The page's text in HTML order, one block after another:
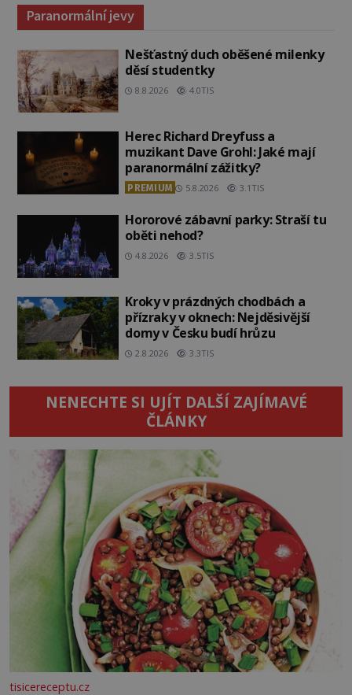
Paranormální jevy
Nešťastný duch oběšené milenky
děsí studentky
8.8.2026 4.0TIS
Herec Richard Dreyfuss a
muzikant Dave Grohl: Jaké mají
paranormální zážitky?
PREMIUM 5.8.2026 3.1TIS
Hororové zábavní parky: Straší tu
oběti nehod?
4.8.2026 3.5TIS
Kroky v prázdných chodbách a
přízraky v oknech: Nejděsivější
domy v Česku budí hrůzu
2.8.2026 3.3TIS
NENECHTE SI UJÍT DALŠÍ ZAJÍMAVÉ
ČLÁNKY
tisicereceptu.cz